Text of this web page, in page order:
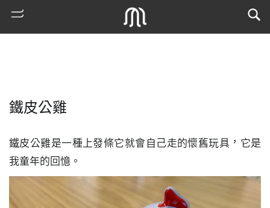
門
鐵皮公雞
鐵皮公雞是一種上發條它就會自己走的懷舊玩具，它是
我童年的回憶。